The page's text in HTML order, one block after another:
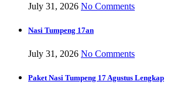
July 31, 2026 No Comments
Nasi Tumpeng 17an
July 31, 2026 No Comments
Paket Nasi Tumpeng 17 Agustus Lengkap